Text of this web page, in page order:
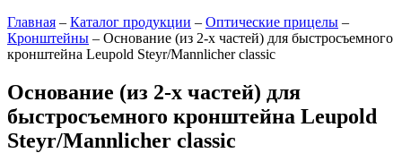
Главная – Каталог продукции – Оптические прицелы –
Кронштейны – Основание (из 2-х частей) для быстросъемного
кронштейна Leupold Steyr/Mannlicher classic
Основание (из 2-х частей) для
быстросъемного кронштейна Leupold
Steyr/Mannlicher classic